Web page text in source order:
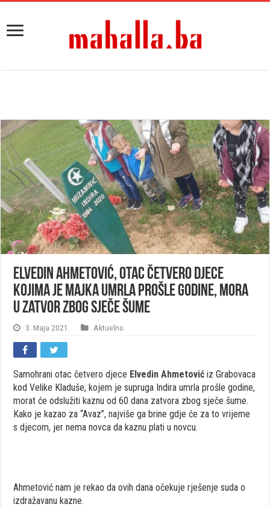
Elvedin Ahmetović, otac četvero djece
kojima je majka umrla prošle godine, mora
u zatvor zbog sječe šume
3. Maja 2021. Aktuelno
Samohrani otac četvero djece Elvedin Ahmetović iz Grabovaca
kod Velike Kladuše, kojem je supruga Indira umrla prošle godine,
morat će odslužiti kaznu od 60 dana zatvora zbog sječe šume.
Kako je kazao za “Avaz”, najviše ga brine gdje će za to vrijeme
s djecom, jer nema novca da kaznu plati u novcu.
Ahmetović nam je rekao da ovih dana očekuje rješenje suda o
izdražavanu kazne.